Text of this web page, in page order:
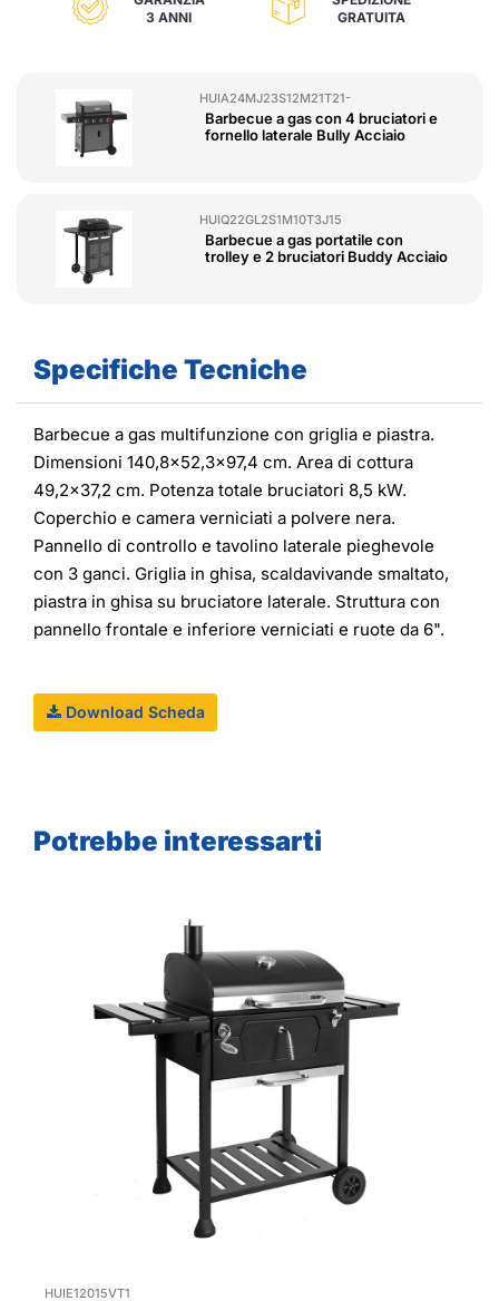
3 ANNI
GRATUITA
HUIA24MJ23S12M21T21-
Barbecue a gas con 4 bruciatori e
fornello laterale Bully Acciaio
HUIQ22GL2S1M10T3J15
Barbecue a gas portatile con
trolley e 2 bruciatori Buddy Acciaio
Specifiche Tecniche
Barbecue a gas multifunzione con griglia e piastra.
Dimensioni 140,8x52,3x97,4 cm. Area di cottura
49,2x37,2 cm. Potenza totale bruciatori 8,5 kW.
Coperchio e camera verniciati a polvere nera.
Pannello di controllo e tavolino laterale pieghevole
con 3 ganci. Griglia in ghisa, scaldavivande smaltato,
piastra in ghisa su bruciatore laterale. Struttura con
pannello frontale e inferiore verniciati e ruote da 6".
Download Scheda
Potrebbe interessarti
HUIE12015VT1